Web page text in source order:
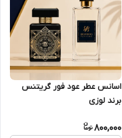
اسانس عطر عود فور گریتنس
برند لوزی
800,000